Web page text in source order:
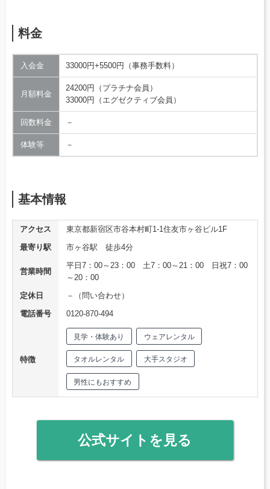
料金
入会金 33000円+5500円（事務手数料）
月額料金
24200円（プラチナ会員）
33000円（エグゼクティブ会員）
回数料金 －
体験等 －
基本情報
アクセス
東京都新宿区市谷本村町1-1住友市ヶ谷ビル1F
最寄り駅
市ヶ谷駅 徒歩4分
営業時間
平日7：00～23：00 土7：00～21：00 日祝7：00
～20：00
定休日
－（問い合わせ）
電話番号
0120-870-494
特徴
見学・体験あり ウェアレンタル
タオルレンタル 大手スタジオ
男性にもおすすめ
公式サイトを見る